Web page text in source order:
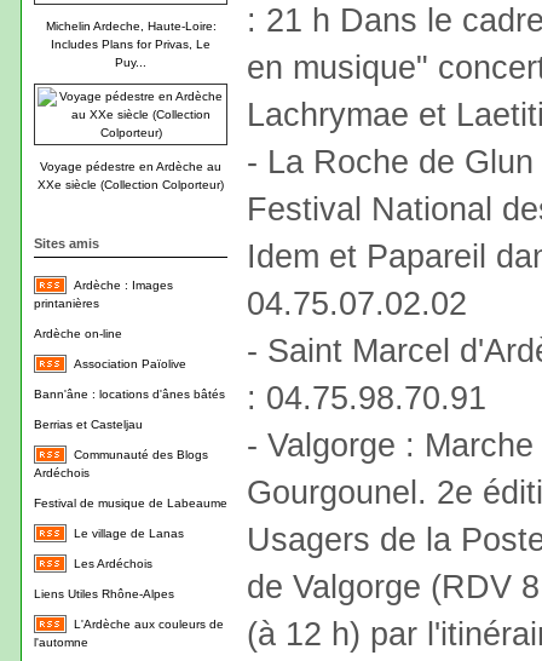
Michelin Ardeche, Haute-Loire:
Includes Plans for Privas, Le
Puy...
Voyage pédestre en Ardèche au
XXe siècle (Collection Colporteur)
Sites amis
Ardèche : Images
printanières
Ardèche on-line
Association Païolive
Bann'âne : locations d'ânes bâtés
Berrias et Casteljau
Communauté des Blogs
Ardéchois
Festival de musique de Labeaume
Le village de Lanas
Les Ardéchois
Liens Utiles Rhône-Alpes
L'Ardèche aux couleurs de
l'automne
: 21 h Dans le
en musique"
Lachrymae et
- La Roche de
Festival National
Idem et Papareil
04.75.07.02.02
- Saint Marcel
: 04.75.98.70.91
- Valgorge :
Gourgounel. 2e
Usagers de la
de Valgorge (RDV
(à 12 h) par